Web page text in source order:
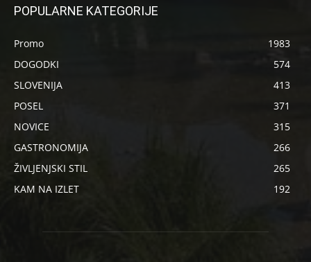
POPULARNE KATEGORIJE
Promo
1983
DOGODKI
574
SLOVENIJA
413
POSEL
371
NOVICE
315
GASTRONOMIJA
266
ŽIVLJENJSKI STIL
265
KAM NA IZLET
192